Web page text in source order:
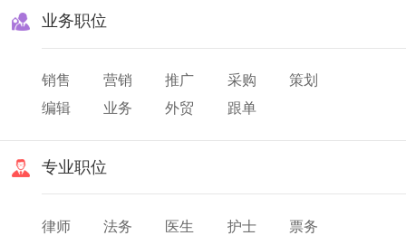
业务职位
销售 营销 推广 采购
策划
编辑
业务 外贸 跟单
专业职位
律师 法务 医生 护士
票务